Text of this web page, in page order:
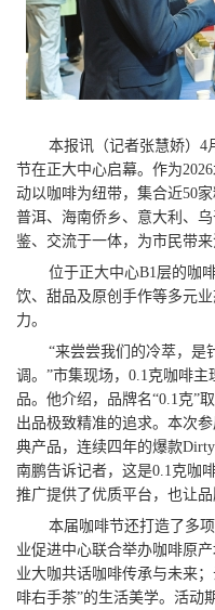
本报讯（记者张慧娇）4
节在正大中心启幕。作为
动以咖啡为纽带，集合近50
普洱、海南侨乡、意大利、
鉴、交流于一体，为市民带来
位于正大中心B1层的咖
饮、甜品及原创手作等多元
力。
“来尝尝我们的冷萃，是
调。”市集现场，0.1克咖啡
品。他介绍，品牌名“0.1克”
出品极致精准的追求。本次
典产品，连续四年的爆款
南鹏告诉记者，这是0.1克咖
推广提供了优质平台，也让
本届咖啡节还打造了多
业促进中心联合举办咖啡原
业大咖共话咖啡传承与未来
啡右手茶”的生活美学。活动